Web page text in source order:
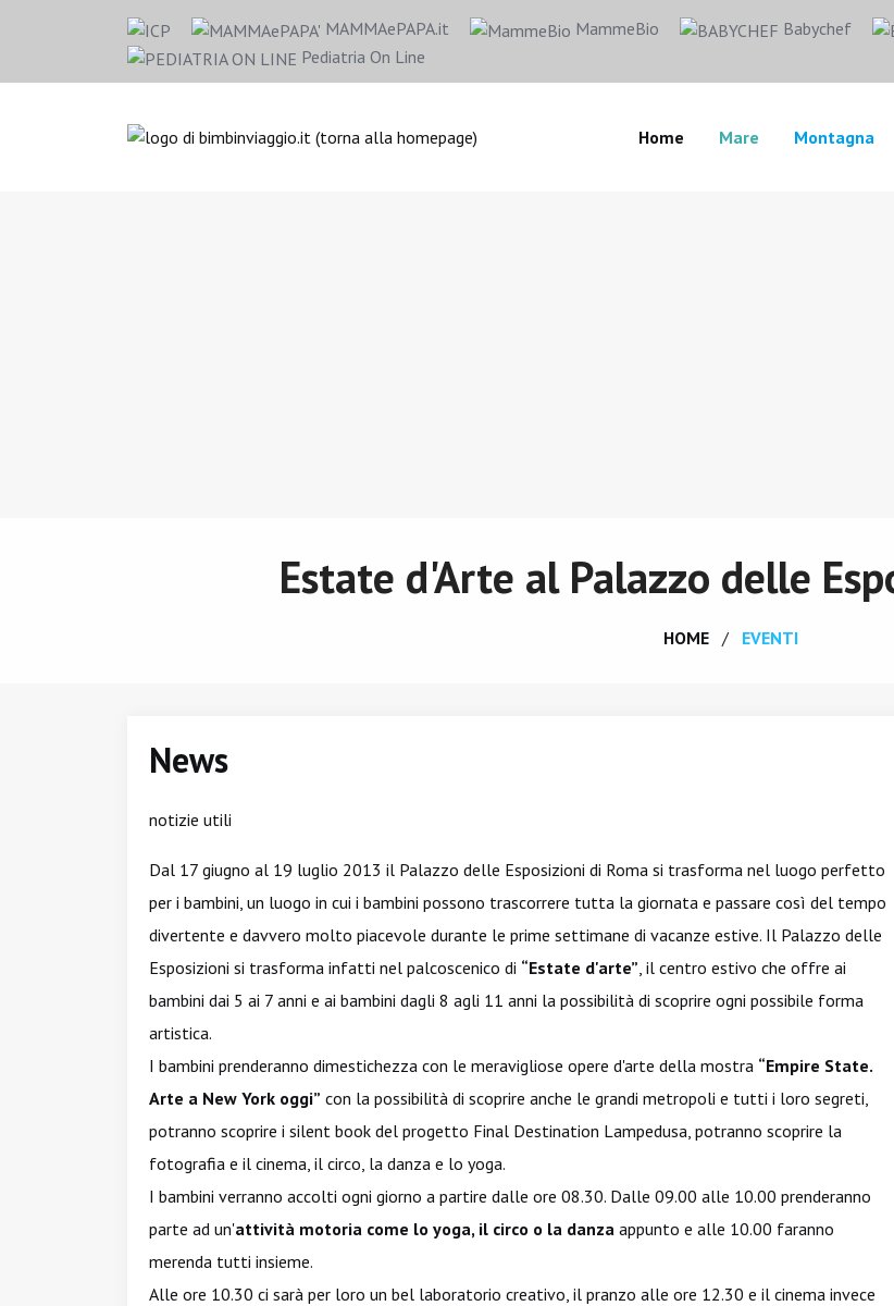
MAMMAePAPA.it MammeBio Babychef
Pediatria On Line
Home Mare Montagna
Estate d'Arte al Palazzo delle
HOME EVENTI
News
notizie utili
Dal 17 giugno al 19 luglio 2013 il Palazzo delle Esposizioni di Roma si trasforma nel luogo perfetto
per i bambini, un luogo in cui i bambini possono trascorrere tutta la giornata e passare così del tempo
divertente e davvero molto piacevole durante le prime settimane di vacanze estive. Il Palazzo delle
Esposizioni si trasforma infatti nel palcoscenico di “Estate d'arte”, il centro estivo che offre ai
bambini dai 5 ai 7 anni e ai bambini dagli 8 agli 11 anni la possibilità di scoprire ogni possibile forma
artistica.
I bambini prenderanno dimestichezza con le meravigliose opere d'arte della mostra “Empire State.
Arte a New York oggi” con la possibilità di scoprire anche le grandi metropoli e tutti i loro segreti,
potranno scoprire i silent book del progetto Final Destination Lampedusa, potranno scoprire la
fotografia e il cinema, il circo, la danza e lo yoga.
I bambini verranno accolti ogni giorno a partire dalle ore 08.30. Dalle 09.00 alle 10.00 prenderanno
parte ad un'attività motoria come lo yoga, il circo o la danza appunto e alle 10.00 faranno
merenda tutti insieme.
Alle ore 10.30 ci sarà per loro un bel laboratorio creativo, il pranzo alle ore 12.30 e il cinema invece